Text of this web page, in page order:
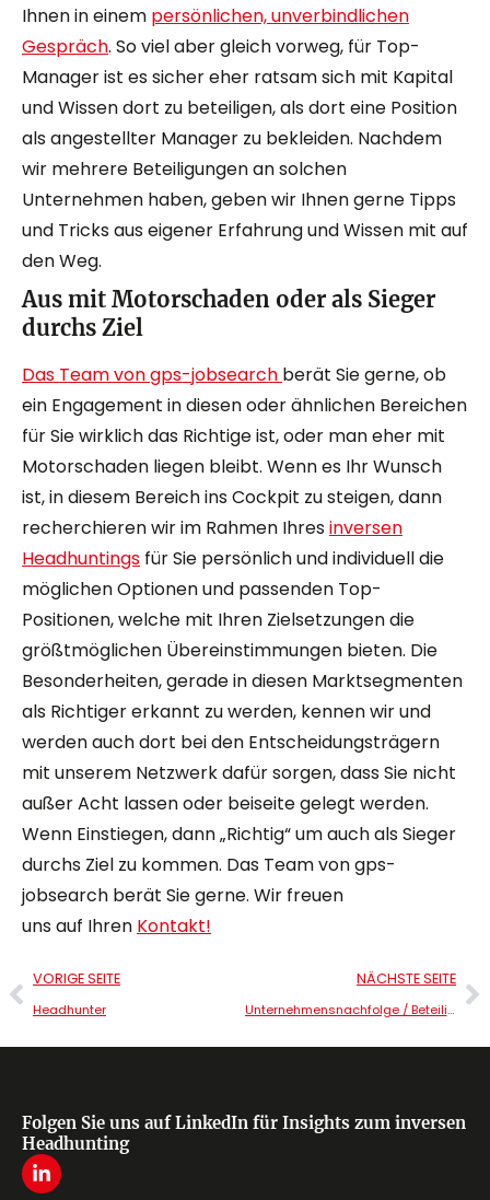
Ihnen in einem persönlichen, unverbindlichen
Gespräch. So viel aber gleich vorweg, für Top-
Manager ist es sicher eher ratsam sich mit Kapital
und Wissen dort zu beteiligen, als dort eine Position
als angestellter Manager zu bekleiden. Nachdem
wir mehrere Beteiligungen an solchen
Unternehmen haben, geben wir Ihnen gerne Tipps
und Tricks aus eigener Erfahrung und Wissen mit auf
den Weg.
Aus mit Motorschaden oder als Sieger
durchs Ziel
Das Team von gps-jobsearch berät Sie gerne, ob
ein Engagement in diesen oder ähnlichen Bereichen
für Sie wirklich das Richtige ist, oder man eher mit
Motorschaden liegen bleibt. Wenn es Ihr Wunsch
ist, in diesem Bereich ins Cockpit zu steigen, dann
recherchieren wir im Rahmen Ihresinversen
Headhuntings für Sie persönlich und individuell die
möglichen Optionen und passenden Top-
Positionen, welche mit Ihren Zielsetzungen die
größtmöglichen Übereinstimmungen bieten. Die
Besonderheiten, gerade in diesen Marktsegmenten
als Richtiger erkannt zu werden, kennen wir und
werden auch dort bei den Entscheidungsträgern
mit unserem Netzwerk dafür sorgen, dass Sie nicht
außer Acht lassen oder beiseite gelegt werden.
Wenn Einstiegen, dann „Richtig“ um auch als Sieger
durchs Ziel zu kommen. Das Team von gps-
jobsearch berät Sie gerne. Wir freuen
uns auf Ihren Kontakt!
VORIGE SEITE
Headhunter
NÄCHSTE SEITE
Unternehmensnachfolge / Beteiligungen
Folgen Sie uns auf LinkedIn für Insights zum inversen
Headhunting